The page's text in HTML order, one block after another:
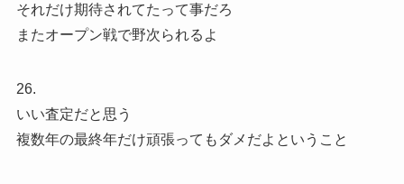
それだけ期待されてたって事だろ
またオープン戦で野次られるよ
26.
いい査定だと思う
複数年の最終年だけ頑張ってもダメだよということ